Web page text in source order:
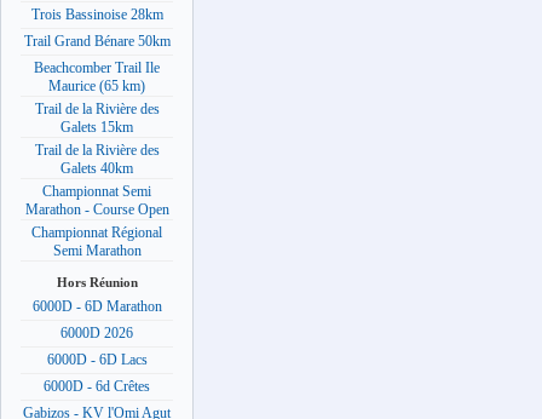
Trois Bassinoise 28km
Trail Grand Bénare 50km
Beachcomber Trail Ile
Maurice (65 km)
Trail de la Rivière des
Galets 15km
Trail de la Rivière des
Galets 40km
Championnat Semi
Marathon - Course Open
Championnat Régional
Semi Marathon
Hors Réunion
6000D - 6D Marathon
6000D 2026
6000D - 6D Lacs
6000D - 6d Crêtes
Gabizos - KV l'Omi Agut